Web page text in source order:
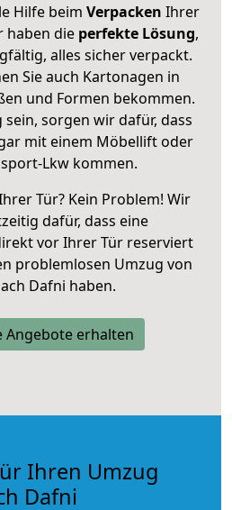
Hilfe beim Verpacken Ihrer
haben die perfekte Lösung,
alles sicher verpackt.
Sie auch Kartonagen in
und Formen bekommen.
sorgen wir dafür, dass
mit einem Möbellift oder
Lkw kommen.
Tür? Kein Problem! Wir
dafür, dass eine
vor Ihrer Tür reserviert
problemlosen Umzug von
Dafni haben.
Angebote erhalten
Ihren Umzug
Dafni